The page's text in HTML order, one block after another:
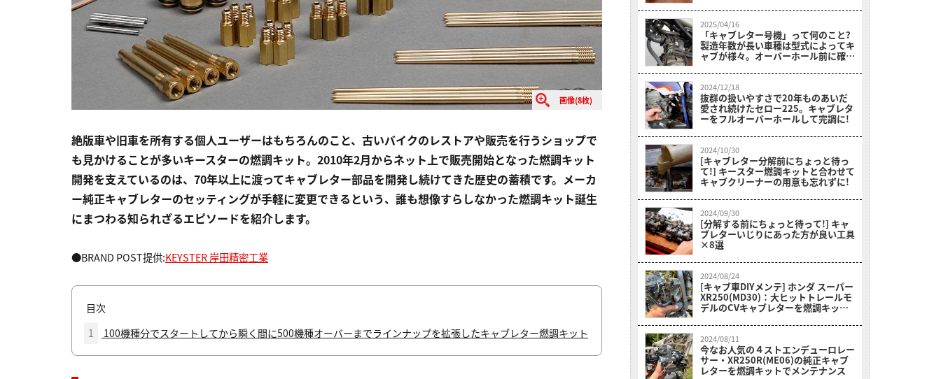
画像(8枚)
絶版車や旧車を所有する個人ユーザーはもちろんのこと、古いバイクのレストアや販売を行うショップで
も見かけることが多いキースターの燃調キット。2010年2月からネット上で販売開始となった燃調キット
開発を支えているのは、70年以上に渡ってキャブレター部品を開発し続けてきた歴史の蓄積です。メーカ
ー純正キャブレターのセッティングが手軽に変更できるという、誰も想像すらしなかった燃調キット誕生
にまつわる知られざるエピソードを紹介します。
●BRAND POST提供:KEYSTER 岸田精密工業
目次
1
100機種分でスタートしてから瞬く間に500機種オーバーまでラインナップを拡張したキャブレター燃調キット
2025/04/16
「キャブレター号機」って何のこと?
製造年数が長い車種は型式によってキ
ャブが様々。オーバーホール前に確認
2024/12/18
抜群の扱いやすさで20年ものあいだ
愛され続けたセロー225。キャブレタ
ーをフルオーバーホールして完調に!
2024/10/30
[キャブレター分解前にちょっと待っ
て!] キースター燃調キットと合わせて
キャブクリーナーの用意も忘れずに!
2024/09/30
[分解する前にちょっと待って!] キャ
ブレターいじりにあった方が良い工具
×8選
2024/08/24
[キャブ車DIYメンテ] ホンダ スーパー
XR250(MD30)：大ヒットトレールモ
デルのCVキャブレターを燃調キット
2024/08/11
今なお人気の４ストエンデューロレー
サー・XR250R(ME06)の純正キャブ
レターを燃調キットでメンテナンス